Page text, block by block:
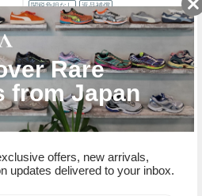
関税負担なし 返品補償
BALENCIAGA
baby's breath*
¥440クーポン